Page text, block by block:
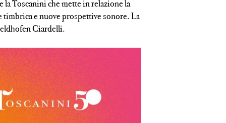
la Toscanini che mette in relazione la
e nuove prospettive sonore. La
Ciardelli.